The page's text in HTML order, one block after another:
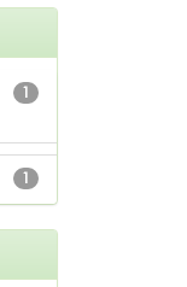
1
1